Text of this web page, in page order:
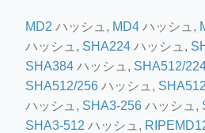
MD2 ハッシュ, MD4 ハッシュ,
ハッシュ, SHA224 ハッシュ,
SHA384 ハッシュ, SHA512/
SHA512/256 ハッシュ, SHA512
ハッシュ, SHA3-256 ハッシュ,
SHA3-512 ハッシュ,